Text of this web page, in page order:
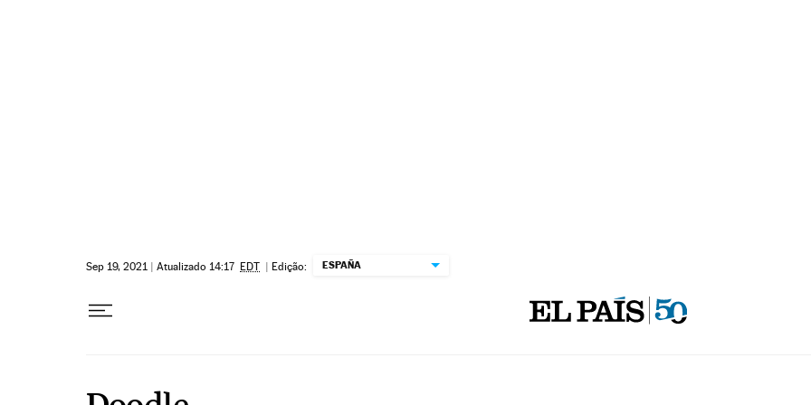
Sep 19, 2021 | Atualizado 14:17 EDT | Edição: ESPAÑA